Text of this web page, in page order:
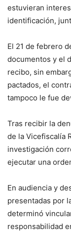
estuvieran
identificación,
El 21 de febrero
documentos y el
recibo, sin
pactados, el
tampoco le fue
Tras recibir la
de la Vicefiscalía
investigación
ejecutar una
En audiencia y
presentadas por
determinó
responsabilidad